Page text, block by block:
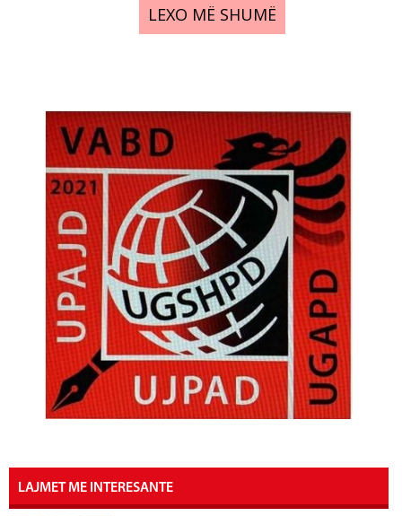
LEXO MË SHUMË
LAJMET ME INTERESANTE